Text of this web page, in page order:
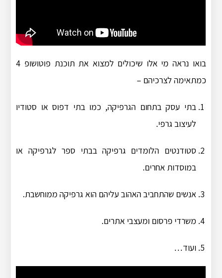
בואו נראה מי אלו שיכולים למצוא את תוכנת פוטושופ 4
כמתאימה לצרכיהם –
בתי עסק בתחום הגרפיקה, כמו בתי דפוס או סטודיו
לעיצוב גרפי.
סטודנטים הלומדים גרפיקה בבתי ספר לגרפיקה או
במוסדות אחרים.
אנשים שהתחביב האהוב עליהם הוא גרפיקה ממוחשבת.
משרדי פרסום ומעצבי אתרים.
ועוד…